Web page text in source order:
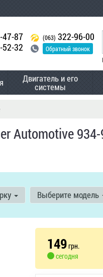
47-87
52-32
(063) 322-96-00
Обратный звонок
Двигатель и его
системы
Automotive
Выберите модель
149грн.
сегодня